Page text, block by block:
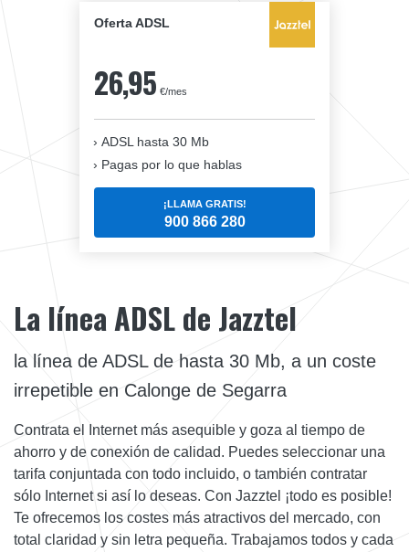
Oferta ADSL
26,95 €/mes
ADSL hasta 30 Mb
Pagas por lo que hablas
¡LLAMA GRATIS!
900 866 280
La línea ADSL de Jazztel
la línea de ADSL de hasta 30 Mb, a un coste
irrepetible en Calonge de Segarra
Contrata el Internet más asequible y goza al tiempo de
ahorro y de conexión de calidad. Puedes seleccionar una
tarifa conjuntada con todo incluido, o también contratar
sólo Internet si así lo deseas. Con Jazztel ¡todo es posible!
Te ofrecemos los costes más atractivos del mercado, con
total claridad y sin letra pequeña. Trabajamos todos y cada